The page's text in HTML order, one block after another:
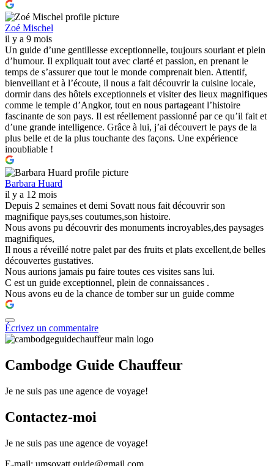
Zoé Mischel
il y a 9 mois
Un guide d’une gentillesse exceptionnelle, toujours souriant et plein
d’humour. Il expliquait tout avec clarté et passion, en prenant le
temps de s’assurer que tout le monde comprenait bien. Attentif,
bienveillant et à l’écoute, il nous a fait découvrir la cuisine locale,
dormir dans des hôtels exceptionnels et visiter des lieux magnifiques
comme le temple d’Angkor, tout en nous partageant l’histoire
fascinante de son pays. Il est réellement passionné par ce qu’il fait et
d’une grande intelligence. Grâce à lui, j’ai découvert le pays de la
plus belle et de la plus touchante des façons. Une expérience
inoubliable !
Barbara Huard
il y a 12 mois
Depuis 2 semaines et demi Sovatt nous fait découvrir son
magnifique pays,ses coutumes,son histoire.
Nous avons pu découvrir des monuments incroyables,des paysages
magnifiques,
Il nous a réveillé notre palet par des fruits et plats excellent,de belles
découvertes gustatives.
Nous aurions jamais pu faire toutes ces visites sans lui.
C est un guide exceptionnel, plein de connaissances .
Nous avons eu de la chance de tomber sur un guide comme
Écrivez un commentaire
Cambodge Guide Chauffeur
Je ne suis pas une agence de voyage!
Contactez-moi
Je ne suis pas une agence de voyage!
E-mail: umsovatt.guide@gmail.com